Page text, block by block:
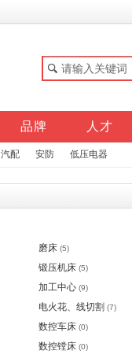
品牌 人才
汽配 安防 低压电器
磨床 (5)
锻压机床 (5)
加工中心 (9)
电火花、线切割 (7)
数控车床 (0)
数控镗床 (0)